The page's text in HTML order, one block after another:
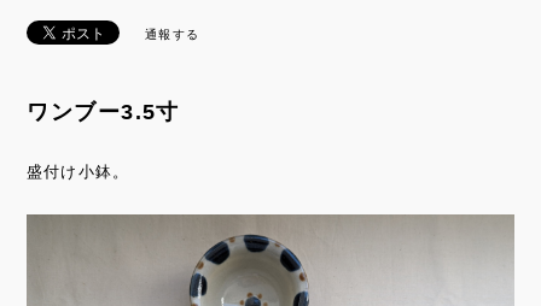
通報する
ワンブー3.5寸
盛付け小鉢。